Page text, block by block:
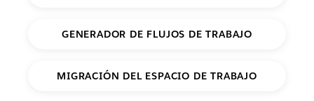
GENERADOR DE FLUJOS DE TRABAJO
MIGRACIÓN DEL ESPACIO DE TRABAJO